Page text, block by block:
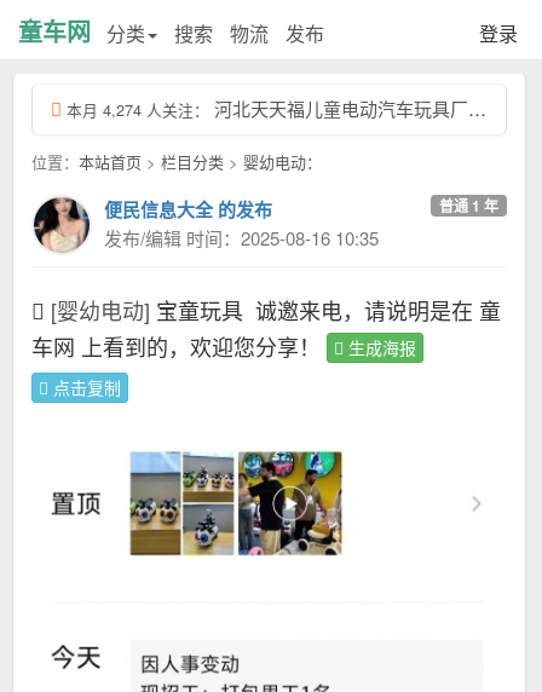
童车网 分类 搜索 物流 发布 登录
本月 4,274 人关注： 河北天天福儿童电动汽车玩具厂，联系电话：天天福13831957532，我们工厂专...
位置： 本站首页 > 栏目分类 > 婴幼电动：
便民信息大全 的发布 普通 1 年
发布/编辑 时间：2025-08-16 10:35
[婴幼电动] 宝童玩具 诚邀来电，请说明是在 童
车网 上看到的，欢迎您分享！
生成海报
点击复制